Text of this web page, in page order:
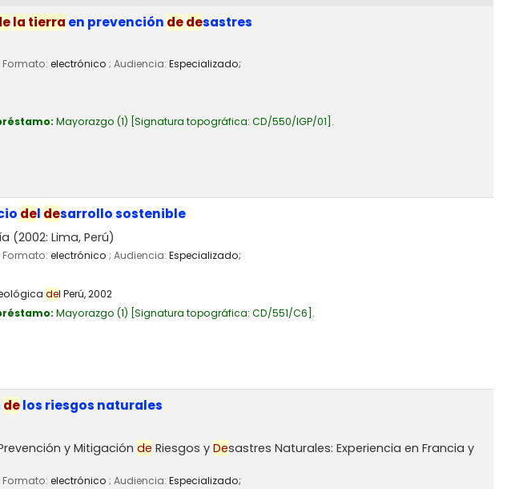
la tierra en prevención dedesastres
Formato: electrónico ; Audiencia: Especializado;
Mayorazgo (1) Signatura topográfica: CD/550/IGP/01 .
del desarrollo sostenible
(2002: Lima, Perú)
Formato: electrónico ; Audiencia: Especializado;
del Perú,2002
Mayorazgo (1) Signatura topográfica: CD/551/C6 .
delos riesgos naturales
y Mitigación de Riesgos y Desastres Naturales: Experiencia en Francia y
Formato: electrónico ; Audiencia: Especializado;